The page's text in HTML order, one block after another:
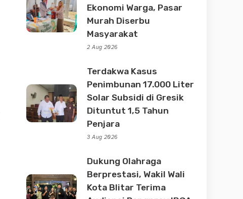
Ekonomi Warga, Pasar
Murah Diserbu
Masyarakat
2 Aug 2026
Terdakwa Kasus
Penimbunan 17.000 Liter
Solar Subsidi di Gresik
Dituntut 1,5 Tahun
Penjara
3 Aug 2026
Dukung Olahraga
Berprestasi, Wakil Wali
Kota Blitar Terima